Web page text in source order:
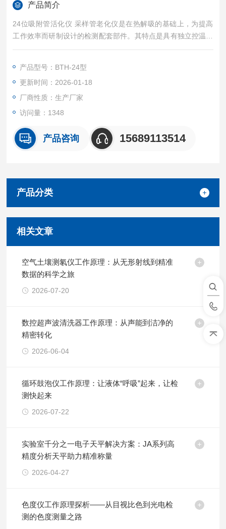
产品简介
24位吸附管活化仪 采样管老化仪是在热解吸的基础上，为提高
工作效率而研制设计的检测配套部件。其特点是具有独立控温系
统，不需外接其任何控温设备
产品型号：BTH-24型
更新时间：2026-01-18
厂商性质：生产厂家
访问量：1348
产品咨询 15689113514
产品分类
相关文章
空气土壤测氡仪工作原理：从无形射线到精准
数据的科学之旅
2026-07-20
数控超声波清洗器工作原理：从声能到洁净的
精密转化
2026-06-04
循环鼓泡仪工作原理：让液体“呼吸”起来，让检
测快起来
2026-07-22
实验室千分之一电子天平解决方案：JA系列高
精度分析天平助力精准称量
2026-04-27
色度仪工作原理探析——从目视比色到光电检
测的色度测量之路